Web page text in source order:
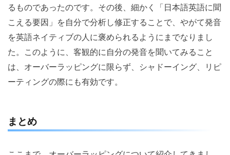
るものであったのです。その後、細かく「日本語英語に聞
こえる要因」を自分で分析し修正することで、やがて発音
を英語ネイティブの人に褒められるようにまでなりまし
た。このように、客観的に自分の発音を聞いてみること
は、オーバーラッピングに限らず、シャドーイング、リピ
ーティングの際にも有効です。
まとめ